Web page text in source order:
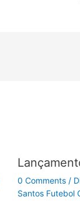
0 Comments /
Santos Futebol